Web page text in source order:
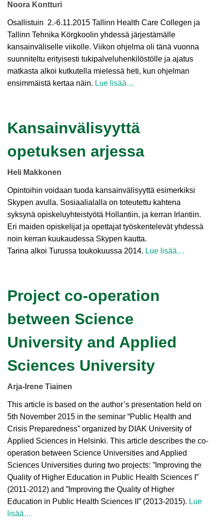
Noora Kontturi
Osallistuin 2.-6.11.2015 Tallinn Health Care Collegen ja
Tallinn Tehnika Körgkoolin yhdessä järjestämälle
kansainväliselle viikolle. Viikon ohjelma oli tänä vuonna
suunniteltu erityisesti tukipalveluhenkilöstölle ja ajatus
matkasta alkoi kutkutella mielessä heti, kun ohjelman
ensimmäistä kertaa näin. Lue lisää…
Kansainvälisyyttä
opetuksen arjessa
Heli Makkonen
Opintoihin voidaan tuoda kansainvälisyyttä esimerkiksi
Skypen avulla. Sosiaalialalla on toteutettu kahtena
syksynä opiskeluyhteistyötä Hollantiin, ja kerran Irlantiin.
Eri maiden opiskelijat ja opettajat työskentelevät yhdessä
noin kerran kuukaudessa Skypen kautta.
Tarina alkoi Turussa toukokuussa 2014. Lue lisää…
Project co-operation
between Science
University and Applied
Sciences University
Arja-Irene Tiainen
This article is based on the author’s presentation held on
5th November 2015 in the seminar “Public Health and
Crisis Preparedness” organized by DIAK University of
Applied Sciences in Helsinki. This article describes the co-
operation between Science Universities and Applied
Sciences Universities during two projects: ”Improving the
Quality of Higher Education in Public Health Sciences I”
(2011-2012) and ”Improving the Quality of Higher
Education in Public Health Sciences II” (2013-2015). Lue
lisää…